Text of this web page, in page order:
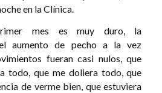
en la Clínica.
mes es muy duro, la
aumento de pecho a la vez
fueran casi nulos, que
todo, que me doliera todo, que
de verme bien, que estuviera